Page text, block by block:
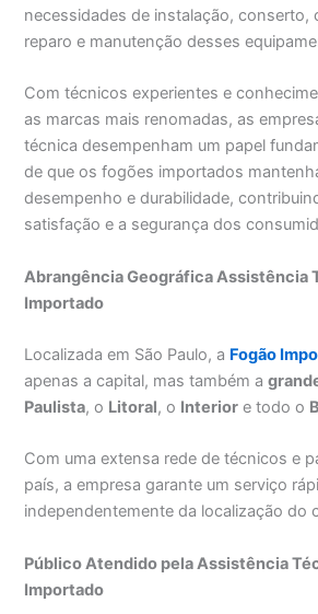
necessidades de instalação, conserto,
reparo e manutenção desses
Com técnicos experientes e
as marcas mais renomadas, as
técnica desempenham um papel
de que os fogões importados
desempenho e durabilidade,
satisfação e a segurança dos
Abrangência Geográfica Assistência
Importado
Localizada em São Paulo, a Fogão
apenas a capital, mas também a
Paulista, o Litoral, o Interior e todo o
Com uma extensa rede de técnicos e
país, a empresa garante um serviço
independentemente da localização do
Público Atendido pela Assistência
Importado